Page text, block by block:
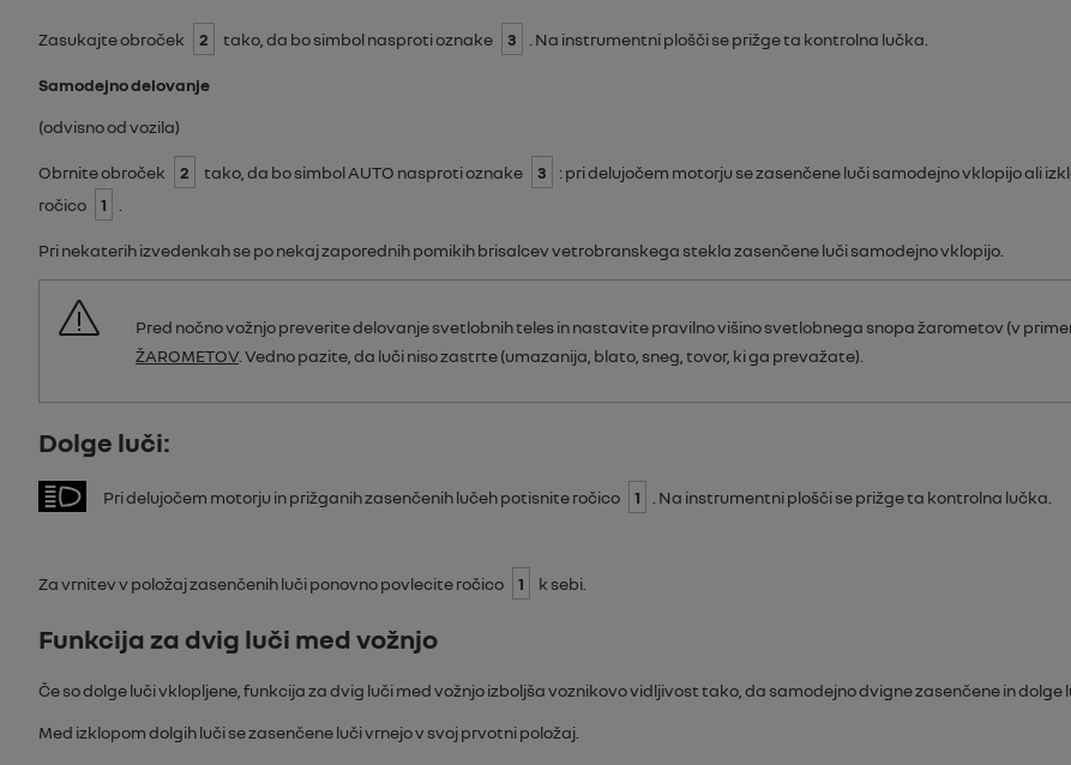
Zasukajte obroček 2 tako, da bo simbol nasproti oznake 3 . Na instrumentni plošči se prižge ta kontrolna lučka.
Samodejno delovanje
(odvisno od vozila)
Obrnite obroček 2 tako, da bo simbolAUTO nasproti oznake 3
: pri delujočem motorju se zasenčene luči samodejno vklopijo ali
ročico
1 .
Pri nekaterih izvedenkah se po nekaj zaporednih pomikih brisalcev vetrobranskega stekla zasenčene luči samodejno vklopijo.
Pred nočno vožnjo preverite delovanje svetlobnih teles in nastavite pravilno višino svetlobnega snopa žarometov (v
ŽAROMETOV . Vedno pazite, da luči niso zastrte (umazanija, blato, sneg, tovor, ki ga prevažate).
Dolge luči:
Pri delujočem motorju in prižganih zasenčenih lučeh potisnite ročico 1 . Na instrumentni plošči se prižge ta kontrolna lučka.
Za vrnitev v položaj zasenčenih luči ponovno povlecite ročico 1 k sebi.
Funkcija za dvig luči med vožnjo
Če so dolge luči vklopljene, funkcija za dvig luči med vožnjo izboljša voznikovo vidljivost tako, da samodejno dvigne zasenčene in dolge
Med izklopom dolgih luči se zasenčene luči vrnejo v svoj prvotni položaj.